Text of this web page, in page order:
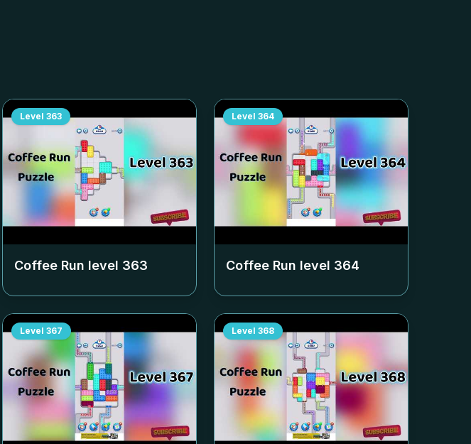
Level 363
Coffee Run level 363
Level 364
Coffee Run level 364
Level 367 Level 368